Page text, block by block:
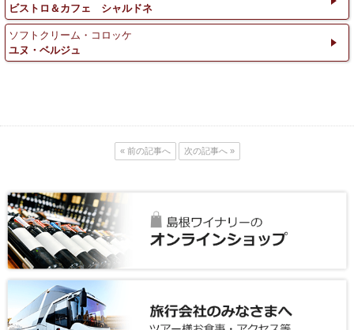
ビストロ＆カフェ シャルドネ
ソフトクリーム・コロッケ
ユヌ・ベルジュ
« 前の記事へ 次の記事へ »